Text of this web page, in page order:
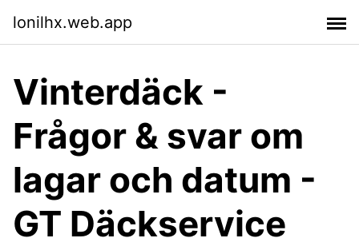
lonilhx.web.app
Vinterdäck -
Frågor & svar om
lagar och datum -
GT Däckservice